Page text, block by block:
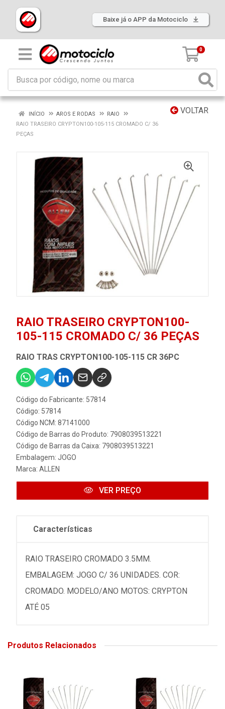
Baixe já o APP da Motociclo
0
VOLTAR
INÍCIO AROS E RODAS
RAIO
RAIO TRASEIRO CRYPTON100-105-115 CROMADO C/ 36
PEÇAS
RAIO TRASEIRO CRYPTON100-
105-115 CROMADO C/ 36 PEÇAS
RAIO TRAS CRYPTON100-105-115 CR 36PC
Código do Fabricante: 57814
Código: 57814
Código NCM: 87141000
Código de Barras do Produto: 7908039513221
Código de Barras da Caixa: 7908039513221
Embalagem: JOGO
Marca: ALLEN
VER PREÇO
Características
RAIO TRASEIRO CROMADO 3.5MM.
EMBALAGEM: JOGO C/ 36 UNIDADES. COR:
CROMADO. MODELO/ANO MOTOS: CRYPTON
ATÉ 05
Produtos Relacionados